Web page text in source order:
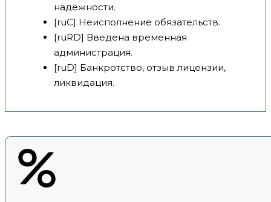
надёжности.
[ruC] Неисполнение обязательств.
[ruRD] Введена временная
администрация.
[ruD] Банкротство, отзыв лицензии,
ликвидация.